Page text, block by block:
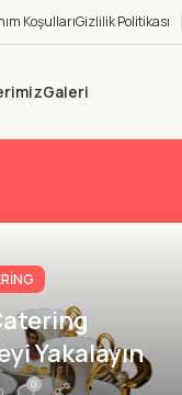
KoşullarıGizlilik Politikası
Galeri
Yakalayın
0